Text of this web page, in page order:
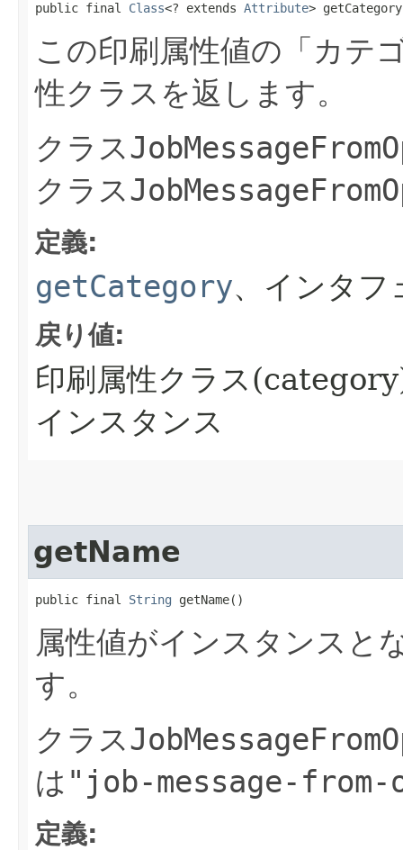
public final Class<? extends Attribute>
この印刷属性値の「カテ
性クラスを返します。
クラス
クラス
定義:
getCategory、インタ
戻り値:
印刷属性クラス
インスタンス
getName
public final String getName()
属性値がインスタンスと
す。
クラス
は "job-message-
定義: